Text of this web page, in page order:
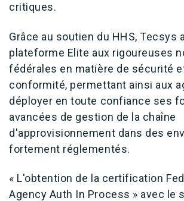
critiques.
Grâce au soutien du HHS, Tecsys
plateforme Elite aux rigoureuses
fédérales en matière de sécurité
conformité, permettant ainsi aux
déployer en toute confiance ses
avancées de gestion de la chaîne
d'approvisionnement dans des
fortement réglementés.
« L'obtention de la certification
Agency Auth In Process » avec le